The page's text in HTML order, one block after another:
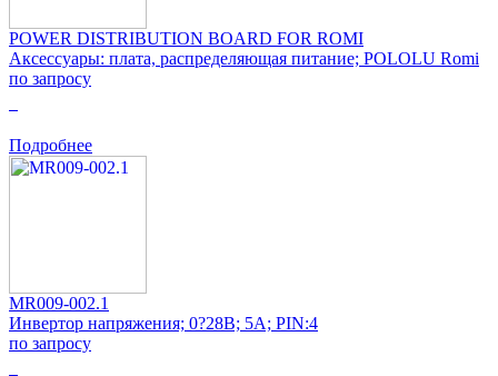
POWER DISTRIBUTION BOARD FOR ROMI
Аксессуары: плата, распределяющая питание; POLOLU Romi
по запросу
Подробнее
MR009-002.1
Инвертор напряжения; 0?28В; 5А; PIN:4
по запросу